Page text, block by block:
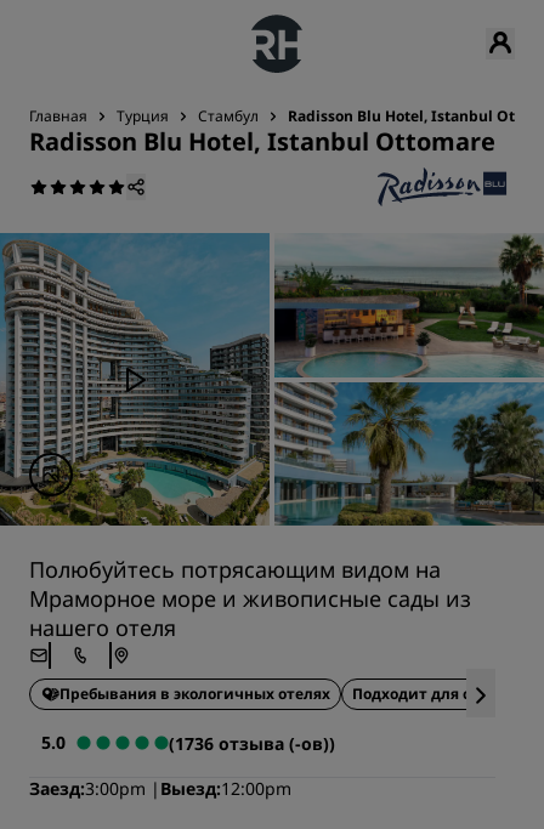
Главная Турция Стамбул Radisson Blu Hotel, Istanbul
Radisson Blu Hotel, Istanbul Ottomare
Полюбуйтесь потрясающим видом на
Мраморное море и живописные сады из
нашего отеля
Пребывания в экологичных отелях Подходит для
5.0
(1736 отзыва (-ов))
Заезд 3:00pm Выезд 12:00pm